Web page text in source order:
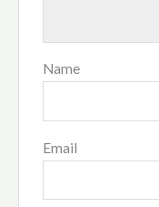
Name
Email